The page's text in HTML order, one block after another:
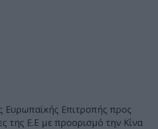
Ευρωπαϊκής Επιτροπής προς
της Ε.Ε με προορισμό την Κίνα